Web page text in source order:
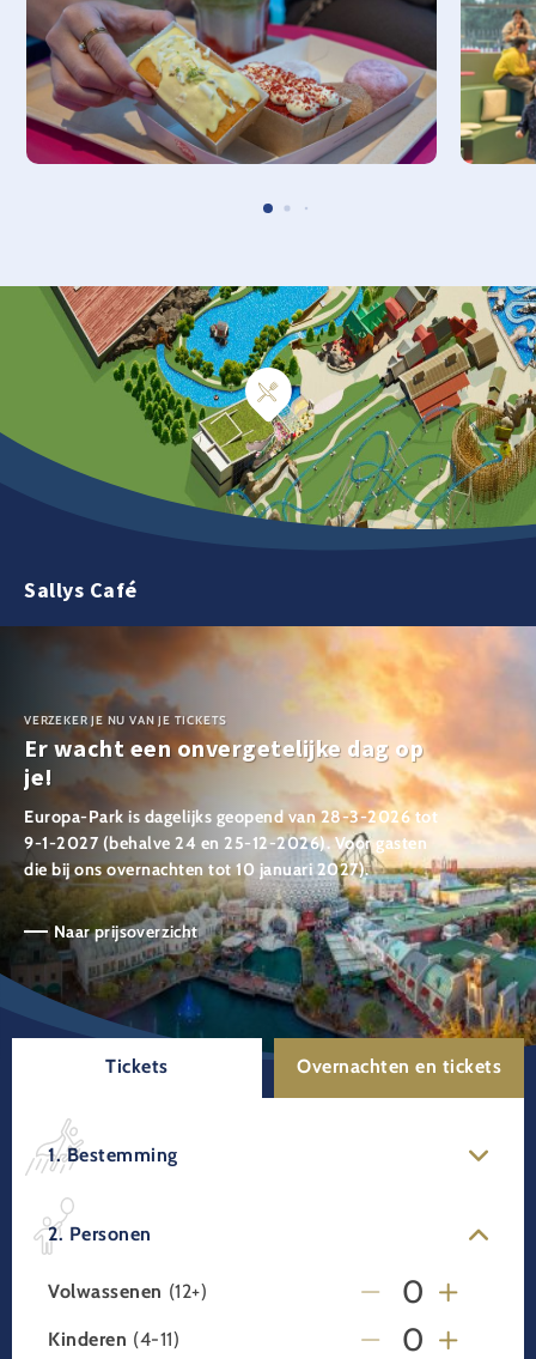
Sallys Café
VERZEKER JE NU VAN JE TICKETS
Er wacht een onvergetelijke dag op
je!
Europa-Park is dagelijks geopend van 28-3-2026 tot
9-1-2027 (behalve 24 en 25-12-2026). Voor gasten
die bij ons overnachten tot 10 januari 2027).
Naar prijsoverzicht
Tickets Overnachten en tickets
1. Bestemming
2. Personen
Volwassenen (12+)
Kinderen (4-11)